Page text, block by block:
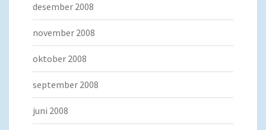
desember 2008
november 2008
oktober 2008
september 2008
juni 2008